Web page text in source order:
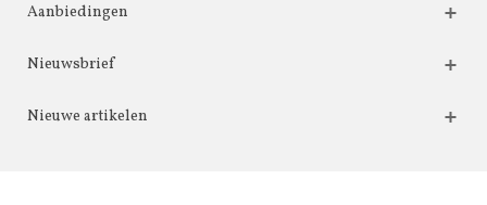
Aanbiedingen
Nieuwsbrief
Nieuwe artikelen